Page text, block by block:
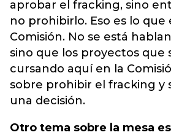
aprobar el fracking, sino
no prohibirlo. Eso es lo que
Comisión. No se está
sino que los proyectos que
cursando aquí en la
sobre prohibir el fracking y
una decisión.
Otro tema sobre la mesa